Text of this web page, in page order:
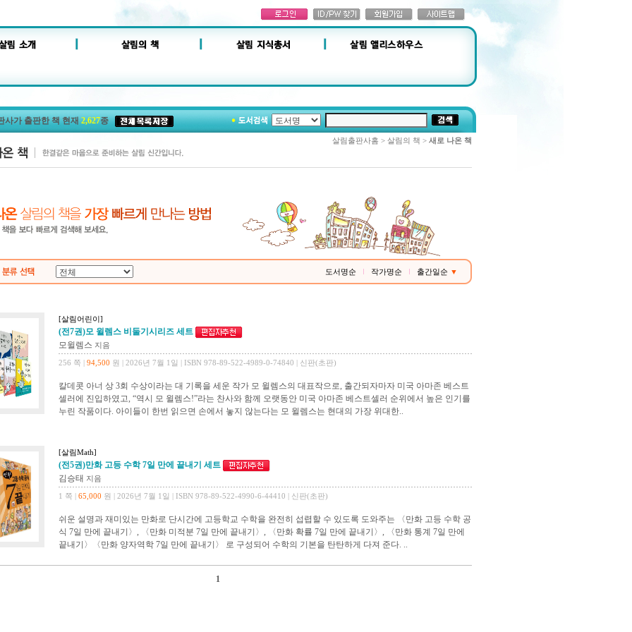
사가 출판한 책 현재2,627종
살림출판사홈 > 살림의 책 > 새로 나온 책
도서명순 작가명순 출간일순 ▼
[살림어린이]
(전7권)모 윌렘스 비둘기시리즈 세트
모윌렘스 지음
256 쪽 | 94,500 원 | 2026년 7월 1일 | ISBN 978-89-522-4989-0-74840 | 신판(초판)
칼데콧 아너 상 3회 수상이라는 대 기록을 세운 작가 모 윌렘스의 대표작으로, 출간되자마자 미국 아마존 베스트
셀러에 진입하였고, “역시 모 윌렘스!”라는 찬사와 함께 오랫동안 미국 아마존 베스트셀러 순위에서 높은 인기를
누린 작품이다. 아이들이 한번 읽으면 손에서 놓지 않는다는 모 윌렘스는 현대의 가장 위대한..
[살림Math]
(전5권)만화 고등 수학 7일 만에 끝내기 세트
김승태 지음
1 쪽 | 65,000 원 | 2026년 7월 1일 | ISBN 978-89-522-4990-6-44410 | 신판(초판)
쉬운 설명과 재미있는 만화로 단시간에 고등학교 수학을 완전히 섭렵할 수 있도록 도와주는 〈만화 고등 수학 공
식 7일 만에 끝내기〉, 〈만화 미적분 7일 만에 끝내기〉, 〈만화 확률 7일 만에 끝내기〉, 〈만화 통계 7일 만에
끝내기〉〈만화 양자역학 7일 만에 끝내기〉 로 구성되어 수학의 기본을 탄탄하게 다져 준다. ..
1